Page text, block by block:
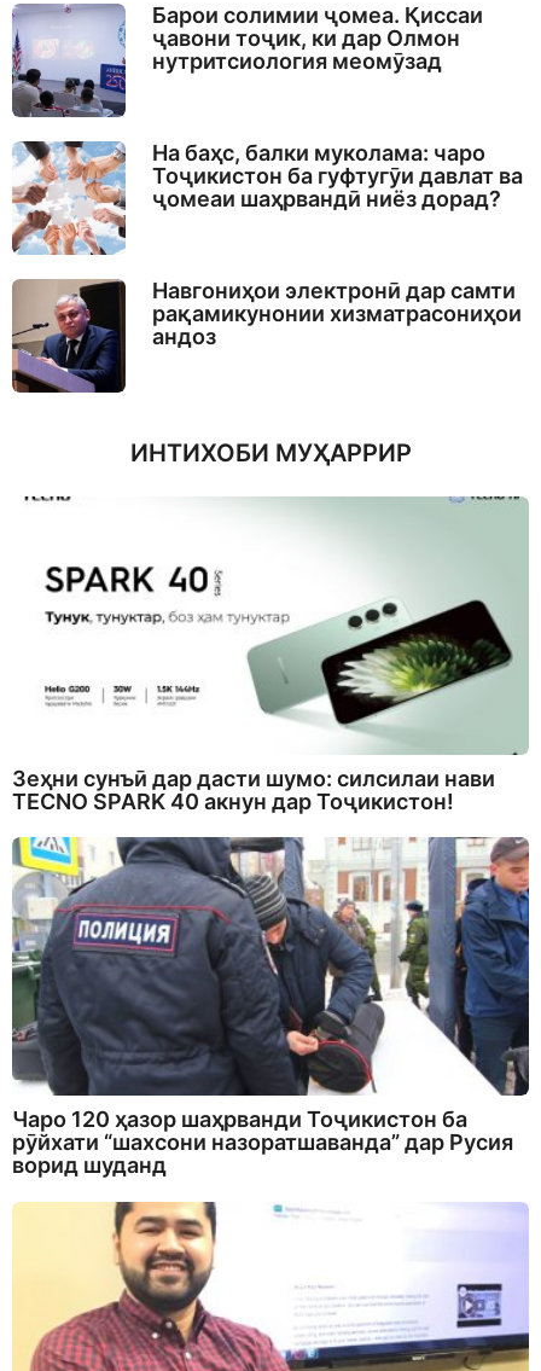
Барои солимии ҷомеа. Қиссаи
ҷавони тоҷик, ки дар Олмон
нутритсиология меомӯзад
На баҳс, балки муколама: чаро
Тоҷикистон ба гуфтугӯи давлат ва
ҷомеаи шаҳрвандӣ ниёз дорад?
Навгониҳои электронӣ дар самти
рақамикунонии хизматрасониҳои
андоз
ИНТИХОБИ МУҲАРРИР
Зеҳни сунъӣ дар дасти шумо: силсилаи нави
TECNO SPARK 40 акнун дар Тоҷикистон!
Чаро 120 ҳазор шаҳрванди Тоҷикистон ба
рӯйхати “шахсони назоратшаванда” дар Русия
ворид шуданд